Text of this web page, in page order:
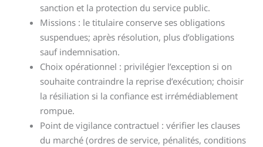
sanction et la protection du service public.
Missions : le titulaire conserve ses obligations
suspendues; après résolution, plus d’obligations
sauf indemnisation.
Choix opérationnel : privilégier l’exception si on
souhaite contraindre la reprise d’exécution; choisir
la résiliation si la confiance est irrémédiablement
rompue.
Point de vigilance contractuel : vérifier les clauses
du marché (ordres de service, pénalités, conditions